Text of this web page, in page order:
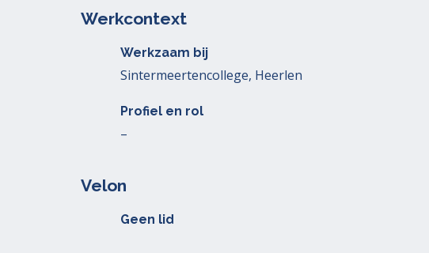
Werkcontext
Werkzaam bij
Sintermeertencollege, Heerlen
Profiel en rol
–
Velon
Geen lid